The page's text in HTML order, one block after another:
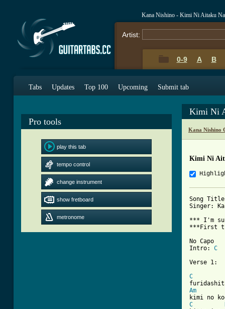
Kana Nishino - Kimi Ni Aitaku
Artist:
0-9 A B
Tabs Updates Top 100 Upcoming Submit tab
Pro tools
play this tab
tempo control
change instrument
show fretboard
metronome
Kimi Ni
Kana Nishino
Kimi Ni
Song
Singer:
*** I'm
***First
No Capo
Intro: C
Verse 1:
C
Am
C